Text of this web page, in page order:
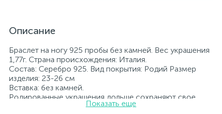
Описание
Браслет на ногу 925 пробы без камней. Вес украшения
1,77г. Страна происхождения: Италия.
Состав: Серебро 925. Вид покрытия: Родий Размер
изделия: 23-26 см
Вставка: без камней.
Родированные украшения дольше сохраняют свое
первоначальное состояние, а именно цвет и блеск
Показать еще